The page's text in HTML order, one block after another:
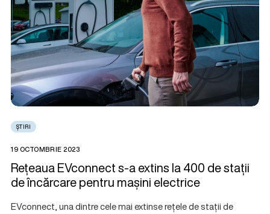
ȘTIRI
19 OCTOMBRIE 2023
Rețeaua EVconnect s-a extins la 400 de stații
de încărcare pentru mașini electrice
EVconnect, una dintre cele mai extinse rețele de stații de